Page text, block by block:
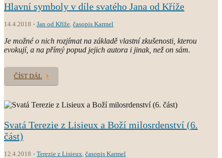
Hlavní symboly v díle svatého Jana od Kříže
14.4.2018 Jan od Kříže časopis Karmel
Je možné o nich rozjímat na základě vlastní zkušenosti, kterou
evokují, a na přímý popud jejich autora i jinak, než on sám.
ČÍST DÁL
Svatá Terezie z Lisieux a Boží milosrdenství (6.
část)
12.4.2018 Terezie z Lisieux časopis Karmel